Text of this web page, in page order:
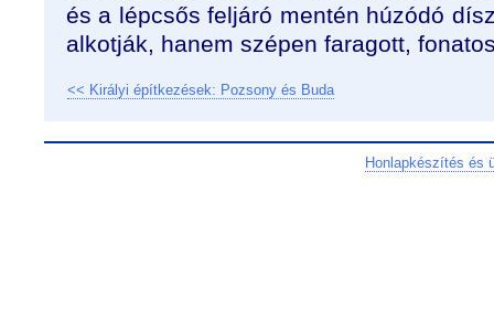
és a lépcsős feljáró mentén húzódó
alkotják, hanem szépen faragott,
<< Királyi építkezések: Pozsony és Buda
Honlapkészítés és